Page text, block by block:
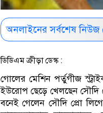
অনলাইনের সর্বশেষ
ডিডিএম ক্রীড়া ডেস্ক :
গোলের মেশিন পর্তুগীজ
ইউরোপ ছেড়ে খেলছেন সৌদি
বনেই গেলেন সৌদি প্রো